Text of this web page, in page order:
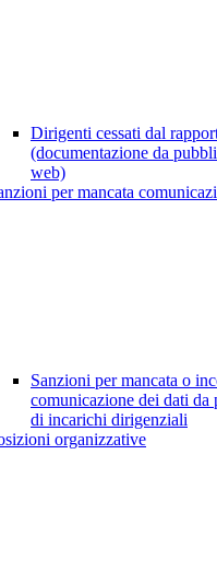
Dirigenti cessati dal
(documentazione da
web)
per mancata
Sanzioni per mancata o
comunicazione dei dati da
di incarichi dirigenziali
organizzative